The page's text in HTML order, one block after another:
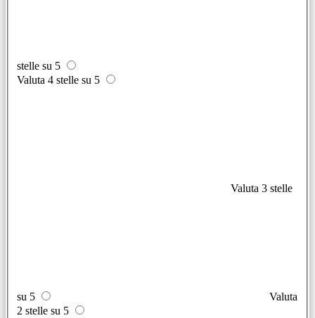
stelle su 5
Valuta 4 stelle su 5
Valuta 3 stelle
su 5
Valuta
2 stelle su 5